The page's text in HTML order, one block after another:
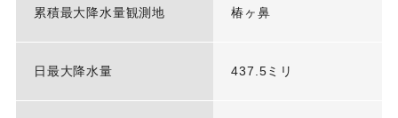
累積最大降水量観測地 椿ヶ鼻
日最大降水量 437.5ミリ